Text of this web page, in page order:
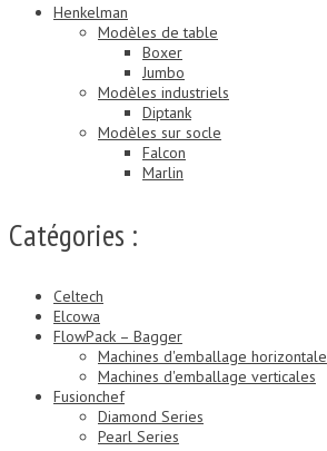
Henkelman
Modèles de table
Boxer
Jumbo
Modèles industriels
Diptank
Modèles sur socle
Falcon
Marlin
Catégories :
Celtech
Elcowa
FlowPack – Bagger
Machines d'emballage horizontale
Machines d'emballage verticales
Fusionchef
Diamond Series
Pearl Series